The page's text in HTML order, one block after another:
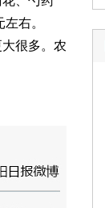
右。
很多。农